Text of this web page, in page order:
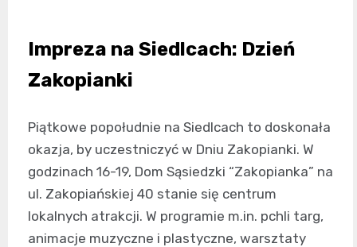
Impreza na Siedlcach: Dzień
Zakopianki
Piątkowe popołudnie na Siedlcach to doskonała
okazja, by uczestniczyć w Dniu Zakopianki. W
godzinach 16-19, Dom Sąsiedzki “Zakopianka” na
ul. Zakopiańskiej 40 stanie się centrum
lokalnych atrakcji. W programie m.in. pchli targ,
animacje muzyczne i plastyczne, warsztaty